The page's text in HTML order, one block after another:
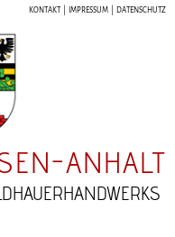
KONTAKT IMPRESSUM DATENSCHUTZ
ANHALT